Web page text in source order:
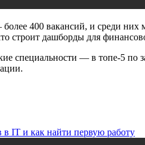
400 вакансий, и среди них
строит дашборды для
специальности — в топе-5 по
в IT и как найти первую работу